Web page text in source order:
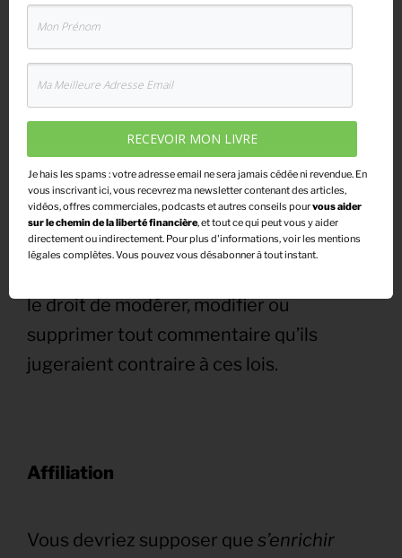
accepte de se soumettre aux lois
françaises et internationales.
En particulier, l’utilisateur s’engage à
s’abstenir de poster des messages
illicites, diffamants ou insultants sur tout
ou partie du site.
le droit de modérer, modifier ou
supprimer tout commentaire qu’ils
jugeraient contraire à ces lois.
Affiliation
Vous devriez supposer que s’enrichir
RECEVOIR MON LIVRE
Je hais les spams : votre adresse email ne sera jamais cédée ni revendue. En
vous inscrivant ici, vous recevrez ma newsletter contenant des articles,
vidéos, offres commerciales, podcasts et autres conseils pourvous aider
sur le chemin de la liberté financière,et tout ce qui peut vous y aider
directement ou indirectement. Pour plus d'informations, voir les mentions
légales complètes. Vous pouvez vous désabonner à tout instant.